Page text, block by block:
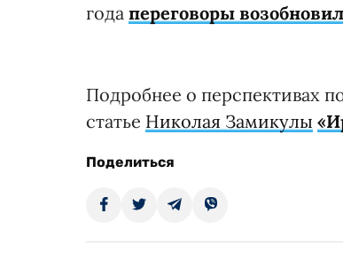
года переговоры
Подробнее о перспективах
статье Николая Замикулы
Поделиться